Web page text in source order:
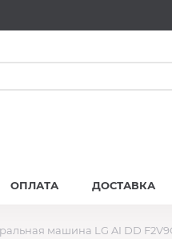
ОПЛАТА ДОСТАВКА
машина LG AI DD